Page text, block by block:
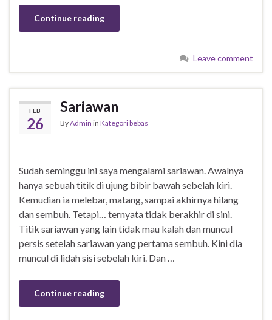
Continue reading
Leave comment
FEB
26
Sariawan
ByAdmin in Kategori bebas
Sudah seminggu ini saya mengalami sariawan. Awalnya
hanya sebuah titik di ujung bibir bawah sebelah kiri.
Kemudian ia melebar, matang, sampai akhirnya hilang
dan sembuh. Tetapi… ternyata tidak berakhir di sini.
Titik sariawan yang lain tidak mau kalah dan muncul
persis setelah sariawan yang pertama sembuh. Kini dia
muncul di lidah sisi sebelah kiri. Dan …
Continue reading